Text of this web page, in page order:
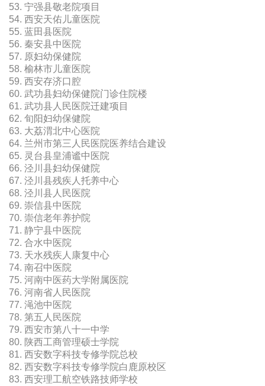
53. 宁强县敬老院项目
54. 西安天佑儿童医院
55. 蓝田县医院
56. 秦安县中医院
57. 原妇幼保健院
58. 榆林市儿童医院
59. 西安存济口腔
60. 武功县妇幼保健院门诊住院楼
61. 武功县人民医院迁建项目
62. 旬阳妇幼保健院
63. 大荔渭北中心医院
64. 兰州市第三人民医院医养结合建设
65. 灵台县皇浦谧中医院
66. 泾川县妇幼保健院
67. 泾川县残疾人托养中心
68. 泾川县人民医院
69. 崇信县中医院
70. 崇信老年养护院
71. 静宁县中医院
72. 合水中医院
73. 天水残疾人康复中心
74. 南召中医院
75. 河南中医药大学附属医院
76. 河南省人民医院
77. 渑池中医院
78. 第五人民医院
79. 西安市第八十一中学
80. 陕西工商管理硕士学院
81. 西安数字科技专修学院总校
82. 西安数字科技专修学院白鹿原校区
83. 西安理工航空铁路技师学校